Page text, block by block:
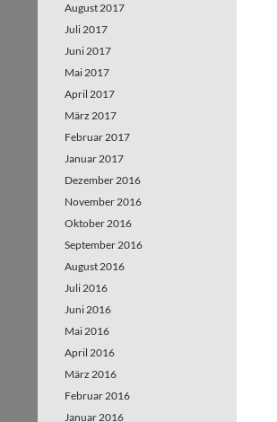
August 2017
Juli 2017
Juni 2017
Mai 2017
April 2017
März 2017
Februar 2017
Januar 2017
Dezember 2016
November 2016
Oktober 2016
September 2016
August 2016
Juli 2016
Juni 2016
Mai 2016
April 2016
März 2016
Februar 2016
Januar 2016